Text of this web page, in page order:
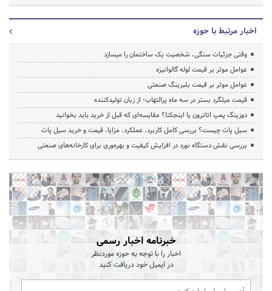
اخبار مرتبط با حوزه
وقتی جزئیات سنگی، شخصیت یک ساختمان را میسازد
عوامل موثر بر قیمت لوله گالوانیزه
عوامل موثر بر قیمت بلبرینگ صنعتی
قیمت میلگرد بستر در سه ماه پرالتهاب؛ از زبان تولیدکننده
دوزینگ پمپ اتاترون یا اینجکتا؟ مقایسه‌ای که قبل از خرید باید بخوانید
سیل پات چیست؟ بررسی کامل کاربرد، عملکرد، مزایا، قیمت و خرید سیل پات
بررسی نقش دستگاه نورد در افزایش کیفیت و بهره‌وری برای کارخانه‌های صنعتی
خبرنامه اخبار رسمی
اخبار را با توجه به حوزه موردنظر
در ایمیل خود دریافت کنید